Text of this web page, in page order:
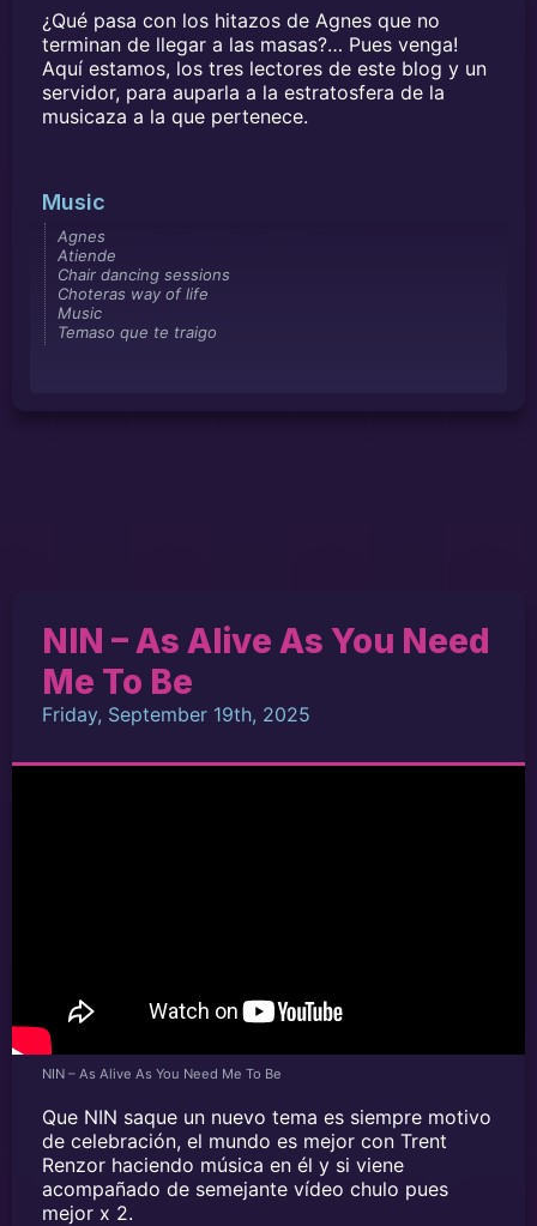
¿Qué pasa con los hitazos de Agnes que no
terminan de llegar a las masas?… Pues venga!
Aquí estamos, los tres lectores de este blog y un
servidor, para auparla a la estratosfera de la
musicaza a la que pertenece.
Music
Agnes
Atiende
Chair dancing sessions
Choteras way of life
Music
Temaso que te traigo
NIN – As Alive As You Need
Me To Be
Friday, September 19th, 2025
NIN – As Alive As You Need Me To Be
Que NIN saque un nuevo tema es siempre motivo
de celebración, el mundo es mejor con Trent
Renzor haciendo música en él y si viene
acompañado de semejante vídeo chulo pues
mejor x 2.